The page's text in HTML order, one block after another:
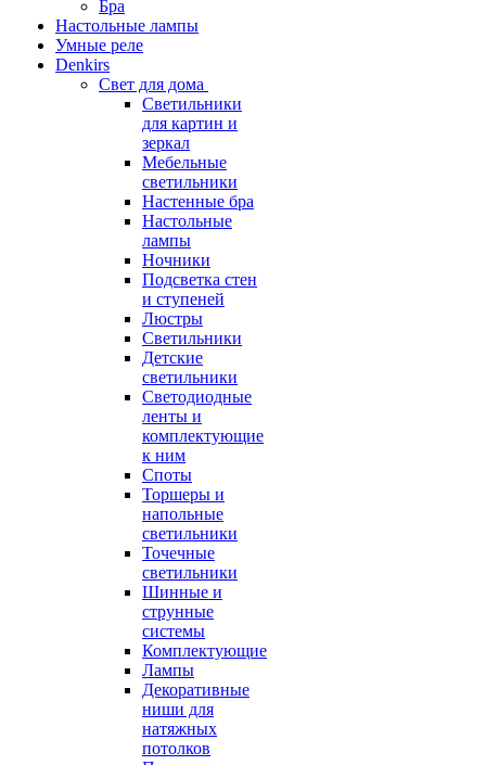
Бра
Настольные лампы
Умные реле
Denkirs
Свет для дома
Светильники
для картин и
зеркал
Мебельные
светильники
Настенные бра
Настольные
лампы
Ночники
Подсветка стен
и ступеней
Люстры
Светильники
Детские
светильники
Светодиодные
ленты и
комплектующие
к ним
Споты
Торшеры и
напольные
светильники
Точечные
светильники
Шинные и
струнные
системы
Комплектующие
Лампы
Декоративные
ниши для
натяжных
потолков